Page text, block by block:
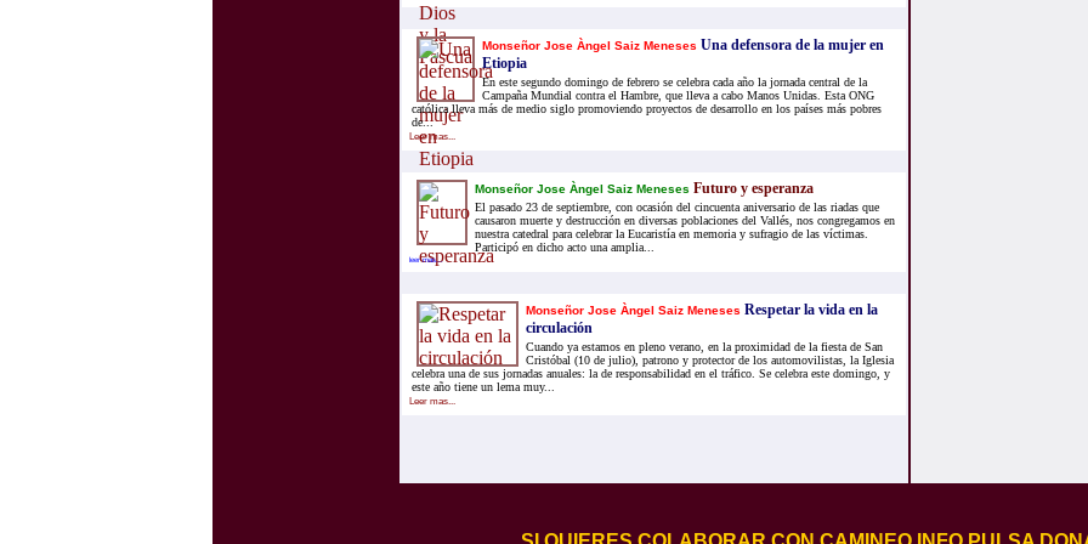
Monseñor Jose Àngel Saiz Meneses Una defensora de la mujer en
Etiopia
En este segundo domingo de febrero se celebra cada año la jornada central de la
Campaña Mundial contra el Hambre, que lleva a cabo Manos Unidas. Esta ONG
católica lleva más de medio siglo promoviendo proyectos de desarrollo en los países más pobres
de...
Leer mas...
Monseñor Jose Àngel Saiz Meneses Futuro y esperanza
El pasado 23 de septiembre, con ocasión del cincuenta aniversario de las riadas que
causaron muerte y destrucción en diversas poblaciones del Vallés, nos congregamos en
nuestra catedral para celebrar la Eucaristía en memoria y sufragio de las víctimas.
Participó en dicho acto una amplia...
leer mas...
Monseñor Jose Àngel Saiz Meneses Respetar la vida en la
circulación
Cuando ya estamos en pleno verano, en la proximidad de la fiesta de San
Cristóbal (10 de julio), patrono y protector de los automovilistas, la Iglesia
celebra una de sus jornadas anuales: la de responsabilidad en el tráfico. Se celebra este domingo, y
este año tiene un lema muy...
Leer mas...